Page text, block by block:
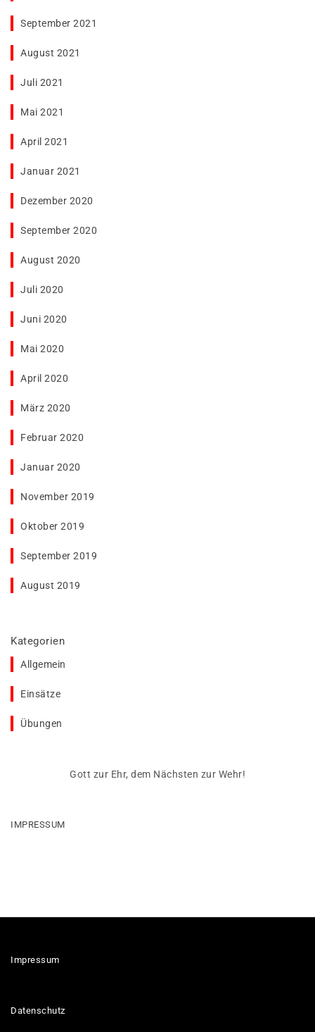
September 2021
August 2021
Juli 2021
Mai 2021
April 2021
Januar 2021
Dezember 2020
September 2020
August 2020
Juli 2020
Juni 2020
Mai 2020
April 2020
März 2020
Februar 2020
Januar 2020
November 2019
Oktober 2019
September 2019
August 2019
Kategorien
Allgemein
Einsätze
Übungen
Gott zur Ehr, dem Nächsten zur Wehr!
IMPRESSUM
Impressum
Datenschutz